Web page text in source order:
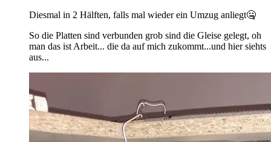
Diesmal in 2 Hälften, falls mal wieder ein Umzug anliegt🤐
So die Platten sind verbunden grob sind die Gleise gelegt, oh
man das ist Arbeit... die da auf mich zukommt...und hier siehts
aus...